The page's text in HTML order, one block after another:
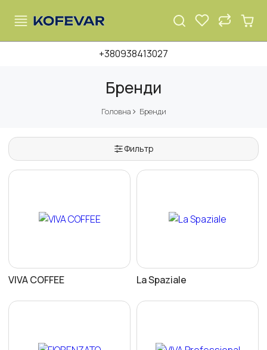
+380938413027
Бренди
Головна Бренди
Фильтр
VIVA COFFEE La Spaziale